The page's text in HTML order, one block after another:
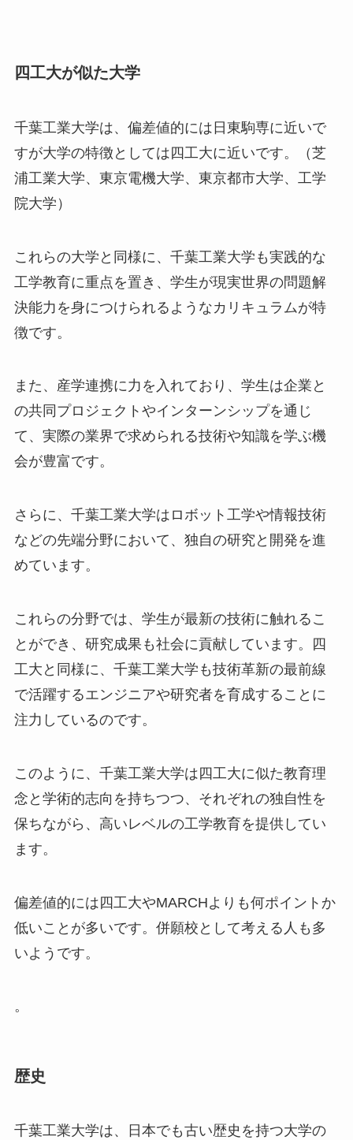
四工大が似た大学
千葉工業大学は、偏差値的には日東駒専に近いで
すが大学の特徴としては四工大に近いです。（芝
浦工業大学、東京電機大学、東京都市大学、工学
院大学）
これらの大学と同様に、千葉工業大学も実践的な
工学教育に重点を置き、学生が現実世界の問題解
決能力を身につけられるようなカリキュラムが特
徴です。
また、産学連携に力を入れており、学生は企業と
の共同プロジェクトやインターンシップを通じ
て、実際の業界で求められる技術や知識を学ぶ機
会が豊富です。
さらに、千葉工業大学はロボット工学や情報技術
などの先端分野において、独自の研究と開発を進
めています。
これらの分野では、学生が最新の技術に触れるこ
とができ、研究成果も社会に貢献しています。四
工大と同様に、千葉工業大学も技術革新の最前線
で活躍するエンジニアや研究者を育成することに
注力しているのです。
このように、千葉工業大学は四工大に似た教育理
念と学術的志向を持ちつつ、それぞれの独自性を
保ちながら、高いレベルの工学教育を提供してい
ます。
偏差値的には四工大やMARCHよりも何ポイントか
低いことが多いです。併願校として考える人も多
いようです。
。
歴史
千葉工業大学は、日本でも古い歴史を持つ大学の